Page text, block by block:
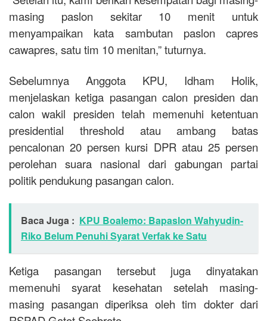
masing paslon sekitar 10 menit untuk
menyampaikan kata sambutan paslon capres
cawapres, satu tim 10 menitan,” tuturnya.
Sebelumnya Anggota KPU, Idham Holik,
menjelaskan ketiga pasangan calon presiden dan
calon wakil presiden telah memenuhi ketentuan
presidential threshold atau ambang batas
pencalonan 20 persen kursi DPR atau 25 persen
perolehan suara nasional dari gabungan partai
politik pendukung pasangan calon.
Baca Juga : KPU Boalemo: Bapaslon Wahyudin-
Riko Belum Penuhi Syarat Verfak ke Satu
Ketiga pasangan tersebut juga dinyatakan
memenuhi syarat kesehatan setelah masing-
masing pasangan diperiksa oleh tim dokter dari